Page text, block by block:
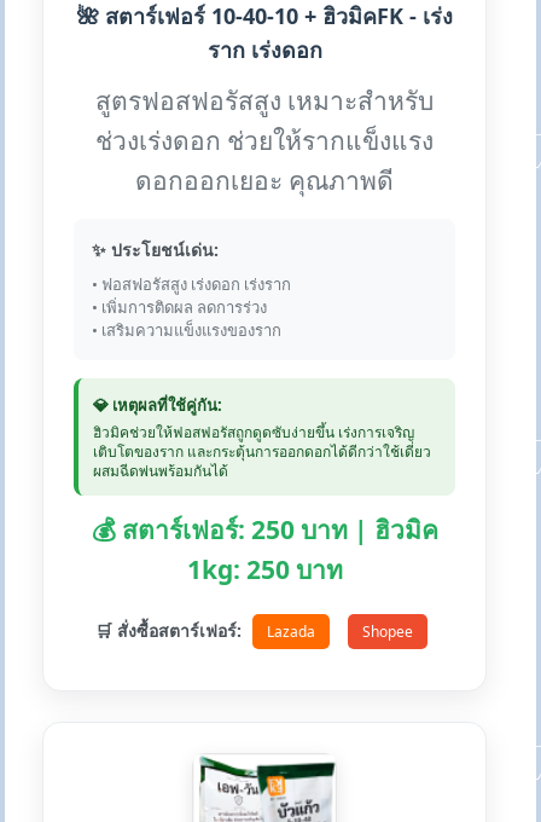
🌺 สตาร์เฟอร์ 10-40-10 + ฮิวมิคFK - เร่ง
ราก เร่งดอก
สูตรฟอสฟอรัสสูง เหมาะสำหรับ
ช่วงเร่งดอก ช่วยให้รากแข็งแรง
ดอกออกเยอะ คุณภาพดี
✨ ประโยชน์เด่น:
• ฟอสฟอรัสสูง เร่งดอก เร่งราก
• เพิ่มการติดผล ลดการร่วง
• เสริมความแข็งแรงของราก
💎 เหตุผลที่ใช้คู่กัน:
ฮิวมิคช่วยให้ฟอสฟอรัสถูกดูดซับง่ายขึ้น เร่งการเจริญ
เติบโตของราก และกระตุ้นการออกดอกได้ดีกว่าใช้เดี่ยว
ผสมฉีดพ่นพร้อมกันได้
💰 สตาร์เฟอร์: 250 บาท | ฮิวมิค
1kg: 250 บาท
🛒 สั่งซื้อสตาร์เฟอร์: Lazada Shopee